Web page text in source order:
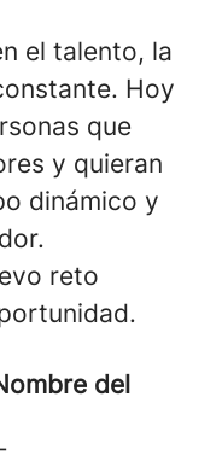
el talento, la
Hoy
que
y quieran
dinámico y
reto
del